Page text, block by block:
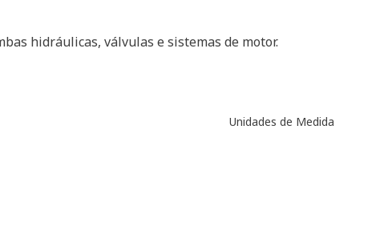
hidráulicas, válvulas e sistemas de motor.
Unidades de Medida